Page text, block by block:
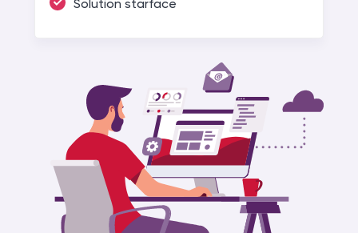
Solution starface